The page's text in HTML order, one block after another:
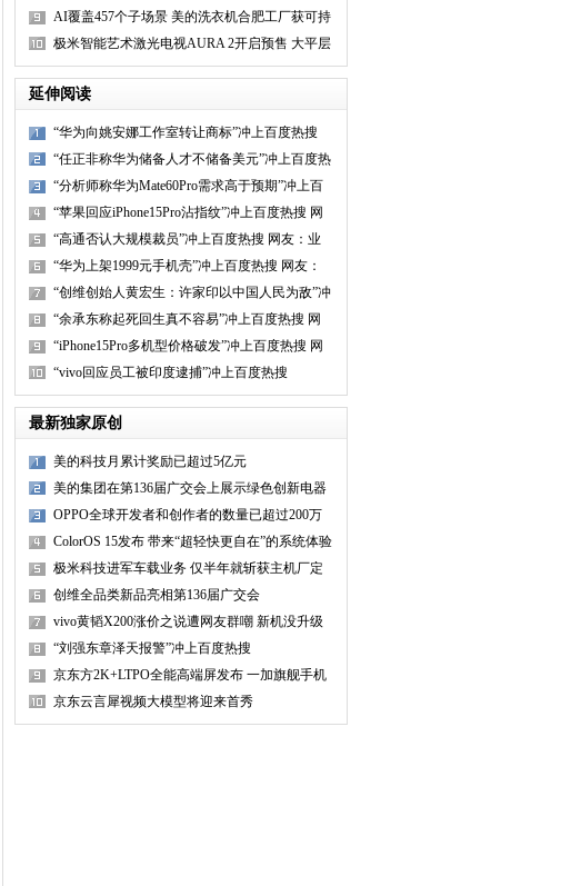
AI覆盖457个子场景 美的洗衣机合肥工厂获可持
续灯塔工厂
极米智能艺术激光电视AURA 2开启预售 大平层
首选电视
延伸阅读
“华为向姚安娜工作室转让商标”冲上百度热搜
“任正非称华为储备人才不储备美元”冲上百度热
搜
“分析师称华为Mate60Pro需求高于预期”冲上百
度热搜 网
“苹果回应iPhone15Pro沾指纹”冲上百度热搜 网
友：态度
“高通否认大规模裁员”冲上百度热搜 网友：业
务缩小了
“华为上架1999元手机壳”冲上百度热搜 网友：
中国奢侈
“创维创始人黄宏生：许家印以中国人民为敌”冲
上百度热搜
“余承东称起死回生真不容易”冲上百度热搜 网
友：太猛了
“iPhone15Pro多机型价格破发”冲上百度热搜 网
友：官方
“vivo回应员工被印度逮捕”冲上百度热搜
最新独家原创
美的科技月累计奖励已超过5亿元
美的集团在第136届广交会上展示绿色创新电器
OPPO全球开发者和创作者的数量已超过200万
ColorOS 15发布 带来“超轻快更自在”的系统体验
极米科技进军车载业务 仅半年就斩获主机厂定
点
创维全品类新品亮相第136届广交会
vivo黄韬X200涨价之说遭网友群嘲 新机没升级
多少
“刘强东章泽天报警”冲上百度热搜
京东方2K+LTPO全能高端屏发布 一加旗舰手机
使用
京东云言犀视频大模型将迎来首秀